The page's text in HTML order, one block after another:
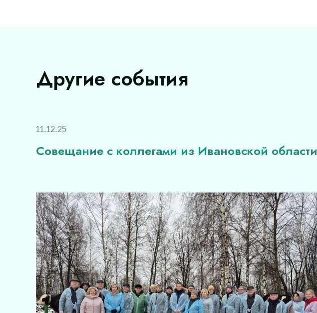
Другие события
11.12.25
Совещание с коллегами из Ивановской области